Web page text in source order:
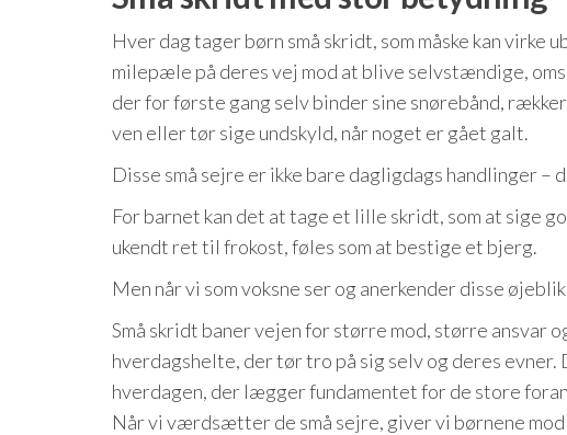
Hver dag tager børn små skridt, som måske kan
milepæle på deres vej mod at blive selvstændige,
der for første gang selv binder sine snørebånd,
ven eller tør sige undskyld, når noget er gået galt.
Disse små sejre er ikke bare dagligdags handlinger
For barnet kan det at tage et lille skridt, som at sige
ukendt ret til frokost, føles som at bestige et bjerg.
Men når vi som voksne ser og anerkender disse
Små skridt baner vejen for større mod, større ansvar
hverdagshelte, der tør tro på sig selv og deres
hverdagen, der lægger fundamentet for de store
Når vi værdsætter de små sejre, giver vi børnene